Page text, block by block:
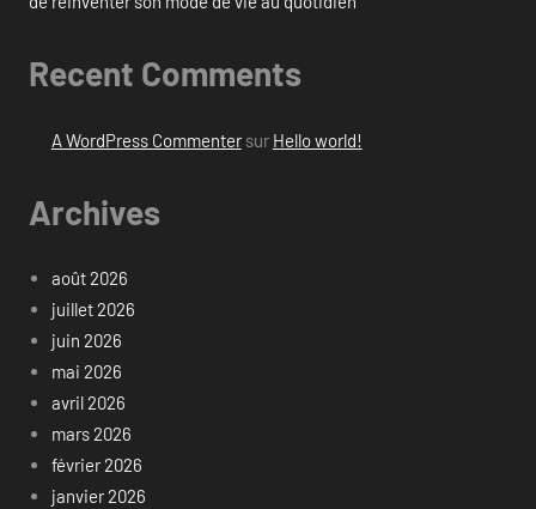
Recent Comments
A WordPress Commentersur Hello world!
Archives
août 2026
juillet 2026
juin 2026
mai 2026
avril 2026
mars 2026
février 2026
janvier 2026